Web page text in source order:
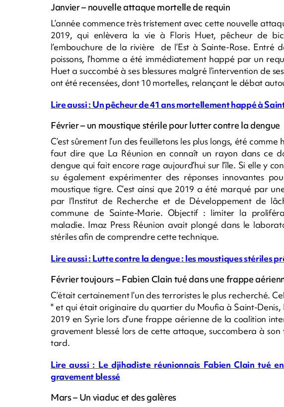
Janvier – nouvelle attaque mortelle de requin
L’année commence très tristement avec cette nouvelle
2019, qui enlèvera la vie à Floris Huet, pêcheur de
l’embouchure de la rivière de l’Est à Sainte-Rose. Entré
poissons, l’homme a été immédiatement happé par un
Huet a succombé à ses blessures malgré l’intervention de
ont été recensées, dont 10 mortelles, relançant le débat
Lire aussi : Un pêcheur de 41 ans mortellement happé à
Février – un moustique stérile pour lutter contre la dengue
C’est sûrement l’un des feuilletons les plus longs, été
faut dire que La Réunion en connaît un rayon dans ce
dengue qui fait encore rage aujourd’hui sur l’île. Si elle y
su également expérimenter des réponses innovantes
moustique tigre. C’est ainsi que 2019 a été marqué par
par l’Institut de Recherche et de Développement de
commune de Sainte-Marie. Objectif : limiter la
maladie. Imaz Press Réunion avait plongé dans le
stériles afin de comprendre cette technique.
Lire aussi : Lutte contre la dengue : les moustiques stériles
Février toujours – Fabien Clain tué dans une frappe
C’était certainement l’un des terroristes le plus recherché.
" et qui était originaire du quartier du Moufia à Saint-
2019 en Syrie lors d’une frappe aérienne de la coalition
gravement blessé lors de cette attaque, succombera à son
tard.
Lire aussi : Le djihadiste réunionnais Fabien Clain tué
gravement blessé
Mars – Un viaduc et des galères